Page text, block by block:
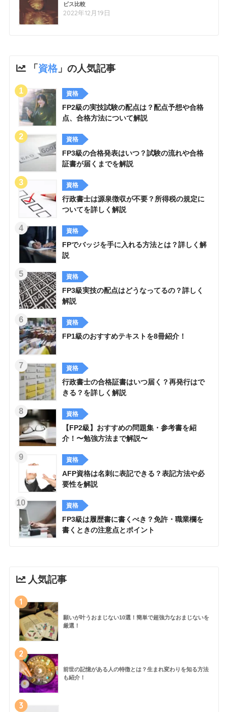
ビス比較
2022年12月19日
「資格」の人気記事
資格
FP2級の実技試験の配点は？配点予想や合格
点、合格方法について解説
資格
FP3級の合格発表はいつ？試験の流れや合格
証書が届くまでを解説
資格
行政書士は源泉徴収が不要？所得税の規定に
ついてを詳しく解説
資格
FPでバッジを手に入れる方法とは？詳しく解
説
資格
FP3級実技の配点はどうなってるの？詳しく
解説
資格
FP1級のおすすめテキストを8冊紹介！
資格
行政書士の合格証書はいつ届く？再発行はで
きる？を詳しく解説
資格
【FP2級】おすすめの問題集・参考書を紹
介！〜勉強方法まで解説〜
資格
AFP資格は名刺に表記できる？表記方法や必
要性を解説
資格
FP3級は履歴書に書くべき？免許・職業欄を
書くときの注意点とポイント
人気記事
1
願いが叶うおまじない10選！簡単で超強力なおまじないを
厳選！
2
前世の記憶がある人の特徴とは？生まれ変わりを知る方法
も紹介！
3